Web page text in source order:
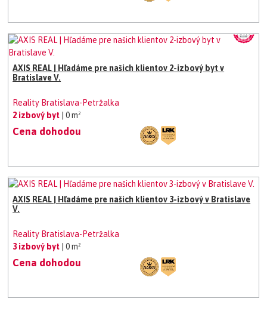
AXIS REAL | Hľadáme pre našich klientov 2-izbový byt v
Bratislave V.
Reality Bratislava-Petržalka
2 izbový byt
| 0 m²
Cena dohodou
AXIS REAL | Hľadáme pre našich klientov 3-izbový v Bratislave
V.
Reality Bratislava-Petržalka
3 izbový byt
| 0 m²
Cena dohodou